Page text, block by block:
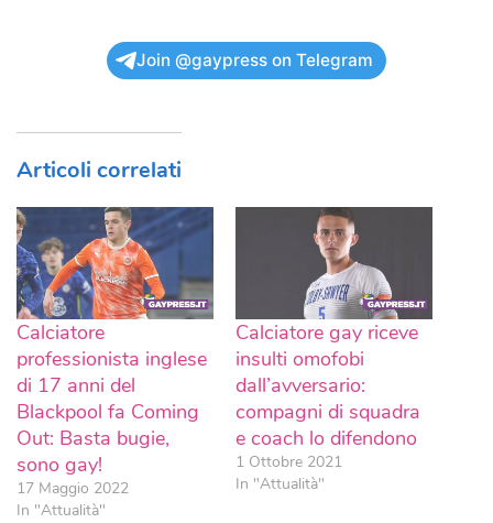
Join @gaypress on Telegram
Articoli correlati
Calciatore
professionista inglese
di 17 anni del
Blackpool fa Coming
Out: Basta bugie,
sono gay!
17 Maggio 2022
In "Attualità"
Calciatore gay riceve
insulti omofobi
dall’avversario:
compagni di squadra
e coach lo difendono
1 Ottobre 2021
In "Attualità"